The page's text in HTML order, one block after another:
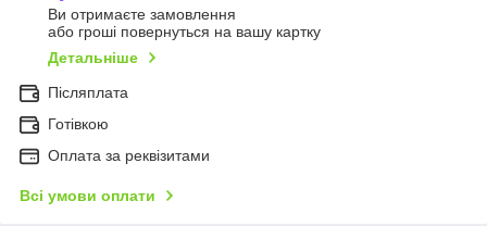
Ви отримаєте замовлення
або гроші повернуться на вашу картку
Детальніше
Післяплата
Готівкою
Оплата за реквізитами
Всі умови оплати